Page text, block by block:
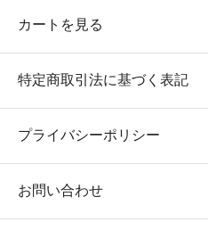
カートを見る
特定商取引法に基づく表記
プライバシーポリシー
お問い合わせ